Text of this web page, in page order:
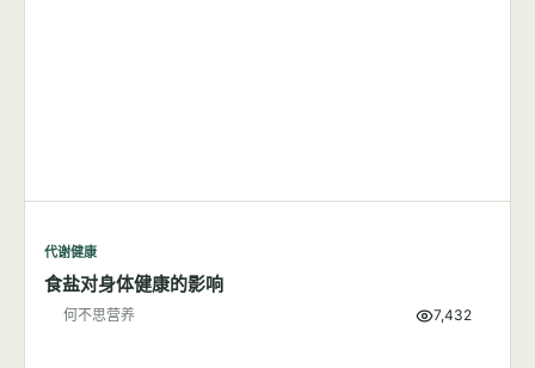
代谢健康
食盐对身体健康的影响
何不思营养 7,432